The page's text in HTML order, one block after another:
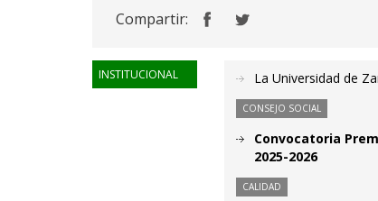
Compartir:
INSTITUCIONAL La Universidad de
CONSEJO SOCIAL
Convocatoria
2025-2026
CALIDAD